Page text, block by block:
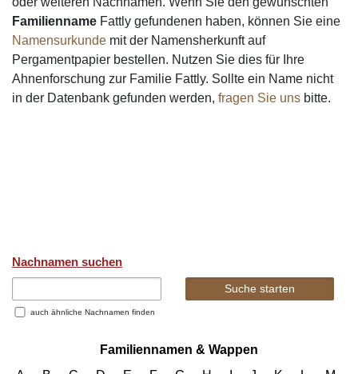
Familienname Fattly gefundenen haben, können Sie eine
Namensurkunde mit der Namensherkunft auf
Pergamentpapier bestellen. Nutzen Sie dies für Ihre
Ahnenforschung zur Familie Fattly. Sollte ein Name nicht
in der Datenbank gefunden werden, fragen Sie uns bitte.
Nachnamen suchen
auch ähnliche Nachnamen finden
Familiennamen & Wappen